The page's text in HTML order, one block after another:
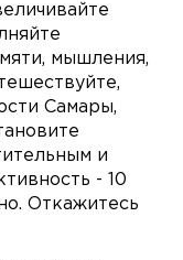
мышления,
Самары,
и
- 10
Откажитесь